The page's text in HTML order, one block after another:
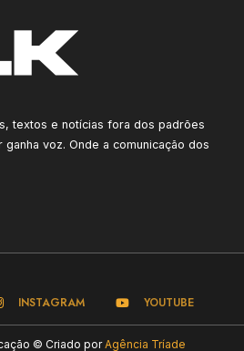
textos e notícias fora dos padrões
voz. Onde a comunicação dos
INSTAGRAM YOUTUBE
© Criado por Agência Tríade